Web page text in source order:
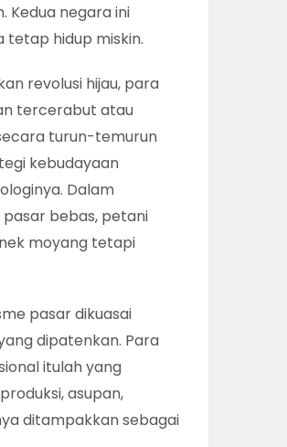
Kedua negara ini
hidup miskin.
revolusi hijau, para
tercerabut atau
turun-temurun
kebudayaan
Dalam
bebas, petani
moyang tetapi
pasar dikuasai
dipatenkan. Para
itulah yang
asupan,
ditampakkan sebagai